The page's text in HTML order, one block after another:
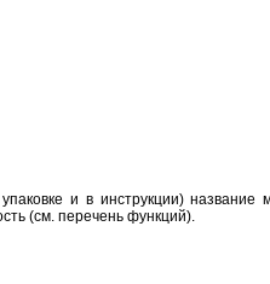
и в инструкции)
(см. перечень функций).